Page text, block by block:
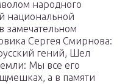
народного
национальной
замечательном
Сергея Смирнова:
гений, Шел
Мы все его
а в памяти